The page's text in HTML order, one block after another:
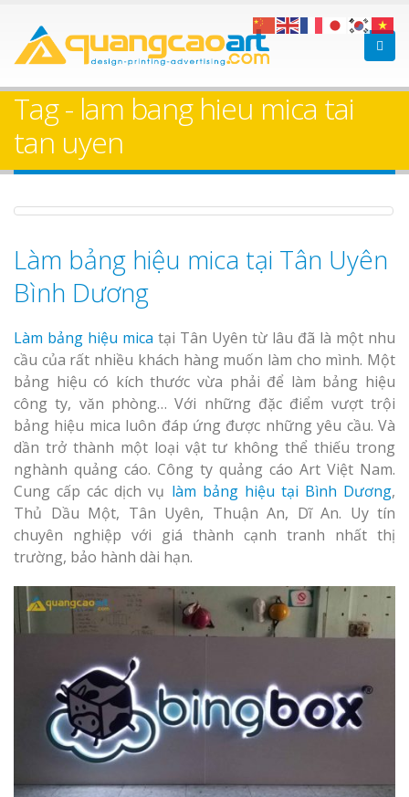
Tag - lam bang hieu mica tai
tan uyen
Làm bảng hiệu mica tại Tân Uyên
Bình Dương
Làm bảng hiệu mica tại Tân Uyên từ lâu đã là một nhu
cầu của rất nhiều khách hàng muốn làm cho mình. Một
bảng hiệu có kích thước vừa phải để làm bảng hiệu
công ty, văn phòng… Với những đặc điểm vượt trội
bảng hiệu mica luôn đáp ứng được những yêu cầu. Và
dần trở thành một loại vật tư không thể thiếu trong
nghành quảng cáo. Công ty quảng cáo Art Việt Nam.
Cung cấp các dịch vụ làm bảng hiệu tại Bình Dương,
Thủ Dầu Một, Tân Uyên, Thuận An, Dĩ An. Uy tín
chuyên nghiệp với giá thành cạnh tranh nhất thị
trường, bảo hành dài hạn.
Bảng gỗ treo cửa
Làm bảng hiệu gỗ tại
Biên Hòa
Làm bảng hiệu gỗ tại
Nghệ An
Làm bảng hiệu gỗ
homestay chất lượng
Làm bảng
Dương
Dương
Làm biển
tóc Thuận An
Thi công
Làm biển
Nghệ An giá